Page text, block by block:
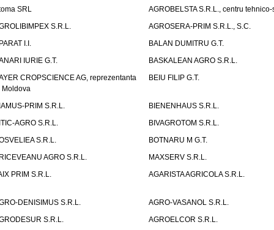
SRL
AGROBELSTA S.R.L., centru
S.R.L.
AGROSERA-PRIM S.R.L., S.C.
I.I.
BALAN DUMITRU G.T.
IURIE G.T.
BASKALEAN AGRO S.R.L.
CROPSCIENCE AG, reprezentanta
Moldova
BEIU FILIP G.T.
PRIM S.R.L.
BIENENHAUS S.R.L.
AGRO S.R.L.
BIVAGROTOM S.R.L.
S.R.L.
BOTNARU M G.T.
AGRO S.R.L.
MAXSERV S.R.L.
PRIM S.R.L.
AGARISTA AGRICOLA S.R.L.
DENISIMUS S.R.L.
AGRO-VASANOL S.R.L.
S.R.L.
AGROELCOR S.R.L.